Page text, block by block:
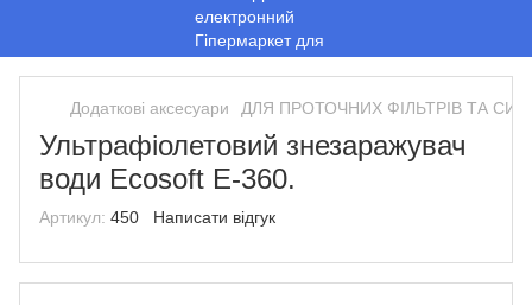
Додаткові аксесуари ДЛЯ ПРОТОЧНИХ ФІЛЬТРІВ ТА
Ультрафіолетовий знезаражувач
води Ecosoft E-360.
Артикул: 450 Написати відгук